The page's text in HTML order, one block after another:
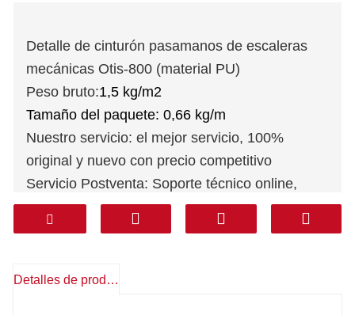
Detalle de cinturón pasamanos de escaleras
mecánicas Otis-800 (material PU)
Peso bruto:1,5 kg/m2
Tamaño del paquete: 0,66 kg/m
Nuestro servicio: el mejor servicio, 100%
original y nuevo con precio competitivo
Servicio Postventa: Soporte técnico online,
repuestos gratuitos, devoluciones, otros
Garantía: 1 año
Puerta a puerta (línea profesional, impuestos
Detalles de producto